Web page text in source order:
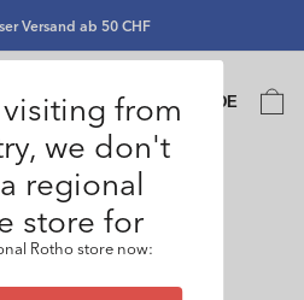
Versand ab 50 CHF
Sprache
DE
0
from
we don't
regional
store for
Rotho store now: